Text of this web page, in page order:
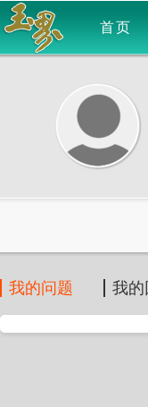
首页
我的问题 我的